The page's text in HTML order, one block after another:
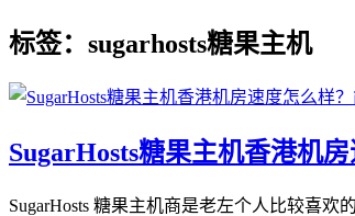
标签：sugarhosts糖果主机
SugarHosts糖果主机香港机
SugarHosts 糖果主机商是老左个人比较喜